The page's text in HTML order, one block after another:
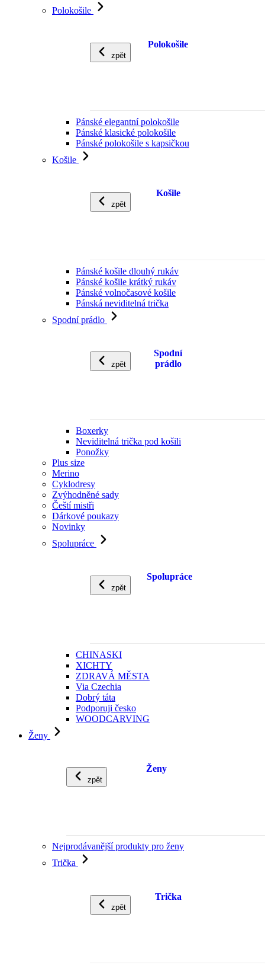
Polokošile
zpět
Polokošile
Pánské elegantní polokošile
Pánské klasické polokošile
Pánské polokošile s kapsičkou
Košile
zpět
Košile
Pánské košile dlouhý rukáv
Pánské košile krátký rukáv
Pánské volnočasové košile
Pánská neviditelná trička
Spodní prádlo
zpět
Spodní
prádlo
Boxerky
Neviditelná trička pod košili
Ponožky
Plus size
Merino
Cyklodresy
Zvýhodněné sady
Čeští mistři
Dárkové poukazy
Novinky
Spolupráce
zpět
Spolupráce
CHINASKI
XICHTY
ZDRAVÁ MĚSTA
Via Czechia
Dobrý táta
Podporuji česko
WOODCARVING
Ženy
zpět
Ženy
Nejprodávanější produkty pro ženy
Trička
zpět
Trička